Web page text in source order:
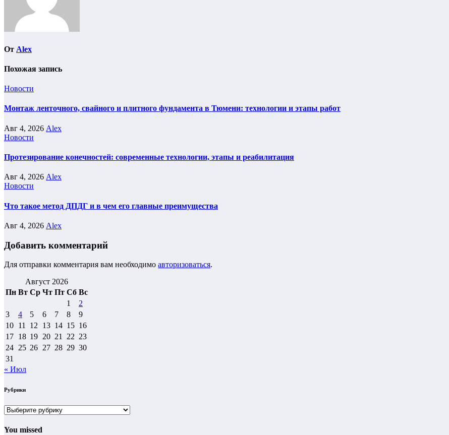
От Alex
Похожая запись
Новости
Монтаж ленточного, свайного и плитного фундамента в Тюмени: технологии и этапы работ
Авг 4, 2026 Alex
Новости
Протезирование конечностей: современные технологии, этапы и реабилитация
Авг 4, 2026 Alex
Новости
Что такое метод ДПДГ и в чем его главные преимущества
Авг 4, 2026 Alex
Добавить комментарий
Для отправки комментария вам необходимо авторизоваться.
Август 2026
Пн Вт Ср Чт Пт Сб Вс
1
2
3
4 5 6 7 8
9
10 11 12 13 14 15 16
17 18 19 20 21 22 23
24 25 26 27 28 29 30
31
« Июл
Рубрики
Рубрики
You missed